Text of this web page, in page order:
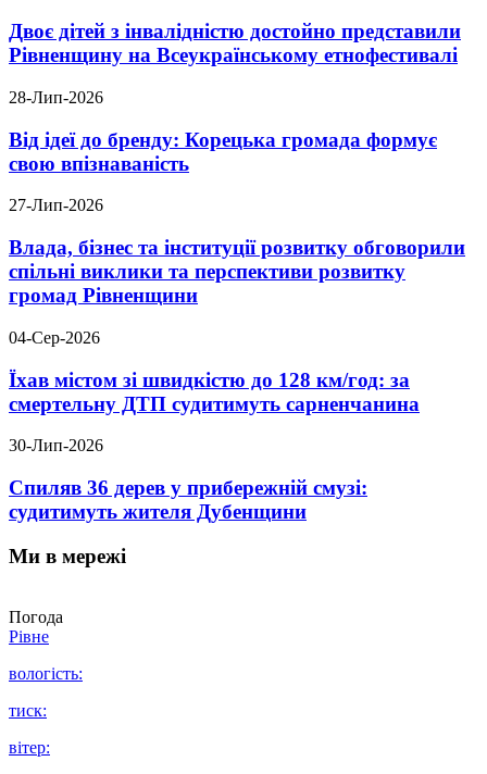
Двоє дітей з інвалідністю достойно представили
Рівненщину на Всеукраїнському етнофестивалі
28-Лип-2026
Від ідеї до бренду: Корецька громада формує
свою впізнаваність
27-Лип-2026
Влада, бізнес та інституції розвитку обговорили
спільні виклики та перспективи розвитку
громад Рівненщини
04-Сер-2026
Їхав містом зі швидкістю до 128 км/год: за
смертельну ДТП судитимуть сарненчанина
30-Лип-2026
Спиляв 36 дерев у прибережній смузі:
судитимуть жителя Дубенщини
Ми в мережі
Погода
Рівне
вологість:
тиск:
вітер: